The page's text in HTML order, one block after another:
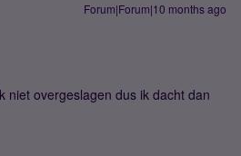
Forum|Forum|10 months ago
niet overgeslagen dus ik dacht dan